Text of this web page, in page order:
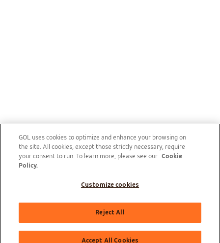
Olá, como posso te ajudar?
GOL uses cookies to optimize and enhance your browsing on
the site. All cookies, except those strictly necessary, require
your consent to run. To learn more, please see our
Cookie
Policy.
Customize cookies
Reject All
Accept All Cookies